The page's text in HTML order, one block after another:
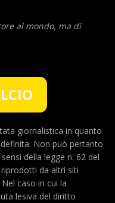
al mondo, ma di
giornalistica in quanto
Non può pertanto
della legge n. 62 del
da altri siti
caso in cui la
lesiva del diritto